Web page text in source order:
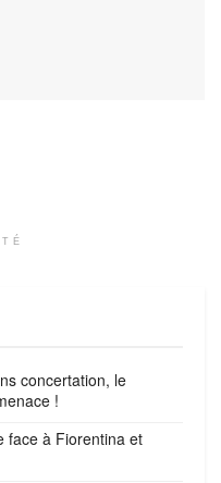
concertation, le
!
face à Fiorentina et